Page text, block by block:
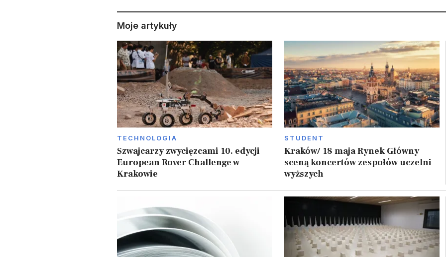
Moje artykuły
TECHNOLOGIA
Szwajcarzy zwycięzcami 10. edycji
European Rover Challenge w
Krakowie
STUDENT
Kraków/ 18 maja Rynek Główny
sceną koncertów zespołów uczelni
wyższych